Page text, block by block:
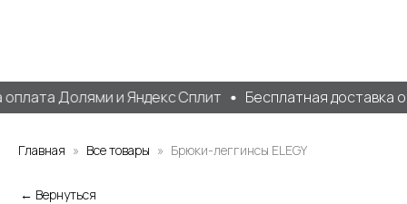
Долями и Яндекс Сплит Бесплатная доставка
Главная Все товары Брюки-леггинсы ELEGY
← Вернуться